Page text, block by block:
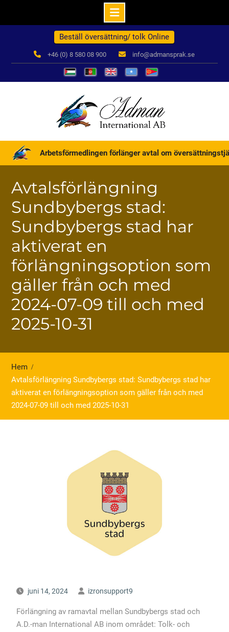
Beställ översättning/ tolk Online
+46 (0) 8 580 08 900 info@admansprak.se
العربية
درباره
ما
English Somali ብዛዕባና
Arbetsförmedlingen förlänger avtal om
Avtalsförlängning
Sundbybergs stad:
Sundbybergs stad har
aktiverat en
förlängningsoption som
gäller från och med
2024-07-09 till och med
2025-10-31
Hem
Avtalsförlängning Sundbybergs stad: Sundbybergs stad har
aktiverat en förlängningsoption som gäller från och med
2024-07-09 till och med 2025-10-31
juni 14, 2024 izronsupport9
Förlängning av ramavtal mellan Sundbybergs stad och
A.D.-man International AB inom området: Tolk- och